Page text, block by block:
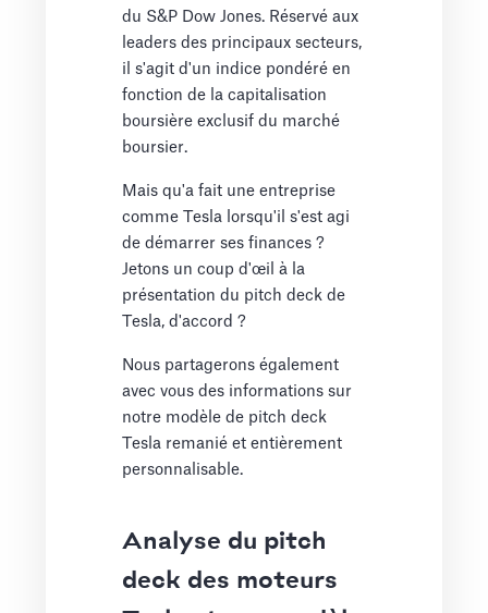
du S&P Dow Jones. Réservé aux
leaders des principaux secteurs,
il s'agit d'un indice pondéré en
fonction de la capitalisation
boursière exclusif du marché
boursier.
Mais qu'a fait une entreprise
comme Tesla lorsqu'il s'est agi
de démarrer ses finances ?
Jetons un coup d'œil à la
présentation du pitch deck de
Tesla, d'accord ?
Nous partagerons également
avec vous des informations sur
notre modèle de pitch deck
Tesla remanié et entièrement
personnalisable.
Analyse du pitch
deck des moteurs